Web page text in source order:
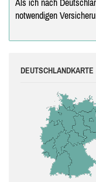
Als ich nach
notwendigen
DEUTSCHLANDKARTE